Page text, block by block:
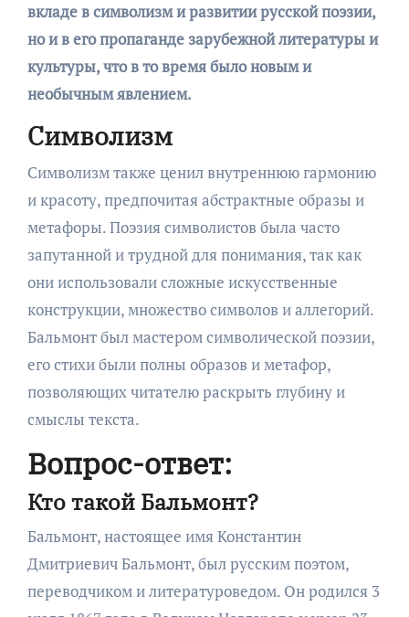
вкладе в символизм и развитии русской поэзии,
но и в его пропаганде зарубежной литературы и
культуры, что в то время было новым и
необычным явлением.
Символизм
Символизм также ценил внутреннюю гармонию
и красоту, предпочитая абстрактные образы и
метафоры. Поэзия символистов была часто
запутанной и трудной для понимания, так как
они использовали сложные искусственные
конструкции, множество символов и аллегорий.
Бальмонт был мастером символической поэзии,
его стихи были полны образов и метафор,
позволяющих читателю раскрыть глубину и
смыслы текста.
Вопрос-ответ:
Кто такой Бальмонт?
Бальмонт, настоящее имя Константин
Дмитриевич Бальмонт, был русским поэтом,
переводчиком и литературоведом. Он родился 3